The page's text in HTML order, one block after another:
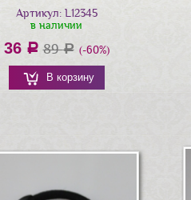
Артикул: L12345
в наличии
36 a 89a (-60%)
В корзину